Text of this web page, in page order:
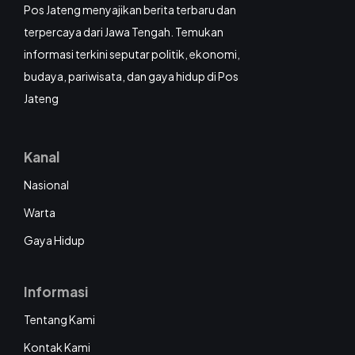
Pos Jateng menyajikan berita terbaru dan
terpercaya dari Jawa Tengah. Temukan
informasi terkini seputar politik, ekonomi,
budaya, pariwisata, dan gaya hidup di Pos
Jateng
Kanal
Nasional
Warta
Gaya Hidup
Informasi
Tentang Kami
Kontak Kami